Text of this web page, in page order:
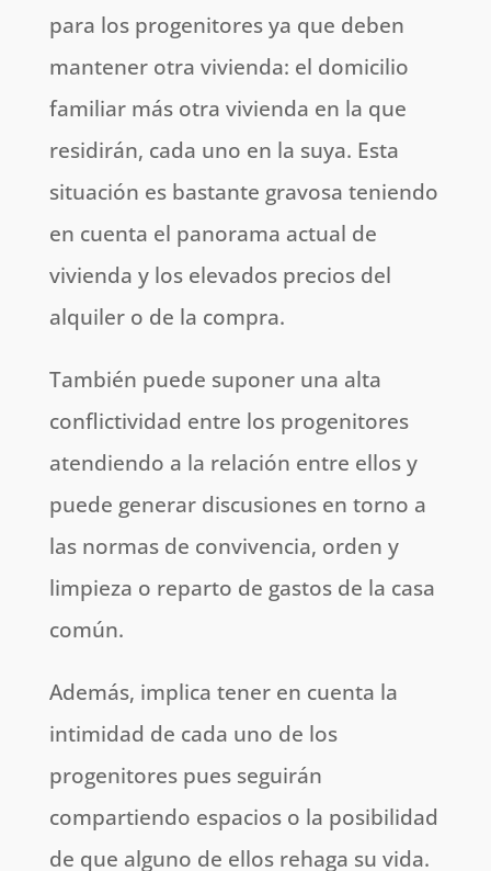
para los progenitores ya que deben
mantener otra vivienda: el domicilio
familiar más otra vivienda en la que
residirán, cada uno en la suya. Esta
situación es bastante gravosa teniendo
en cuenta el panorama actual de
vivienda y los elevados precios del
alquiler o de la compra.
También puede suponer una alta
conflictividad entre los progenitores
atendiendo a la relación entre ellos y
puede generar discusiones en torno a
las normas de convivencia, orden y
limpieza o reparto de gastos de la casa
común.
Además, implica tener en cuenta la
intimidad de cada uno de los
progenitores pues seguirán
compartiendo espacios o la posibilidad
de que alguno de ellos rehaga su vida.